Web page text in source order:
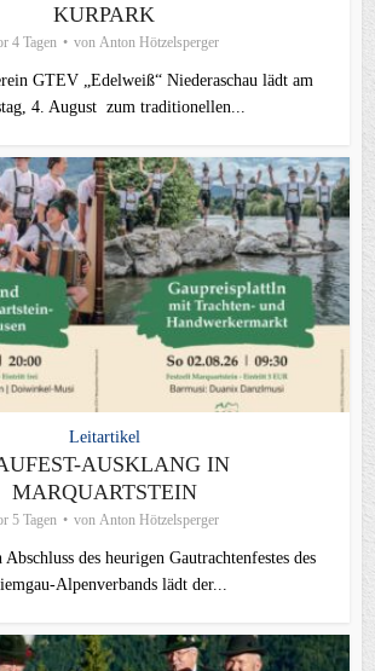
KURPARK
4 Tagen von Anton Hötzelsperger
GTEV „Edelweiß“ Niederaschau lädt am
4. August zum traditionellen...
Leitartikel
AUSKLANG IN
MARQUARTSTEIN
5 Tagen von Anton Hötzelsperger
des heurigen Gautrachtenfestes des
lädt der...